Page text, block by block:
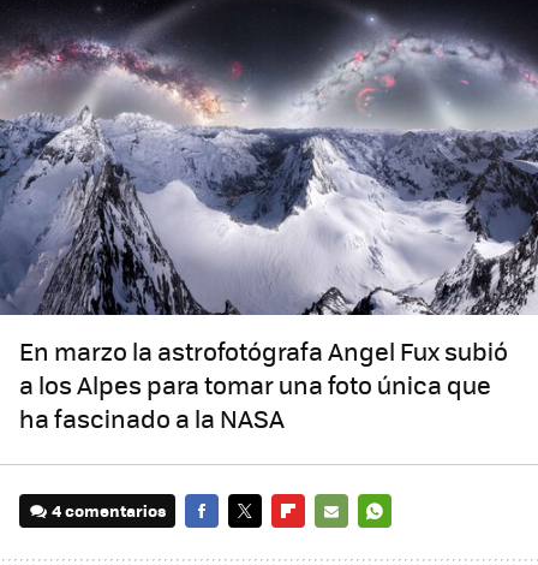
En marzo la astrofotógrafa Angel Fux subió
a los Alpes para tomar una foto única que
ha fascinado a la NASA
4 comentarios